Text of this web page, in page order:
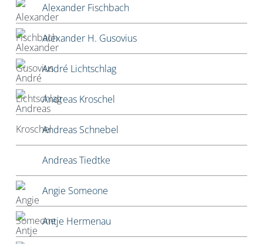
Alexander Fischbach
Alexander H. Gusovius
André Lichtschlag
Andreas Kroschel
Andreas Schnebel
Andreas Tiedtke
Angie Someone
Antje Hermenau